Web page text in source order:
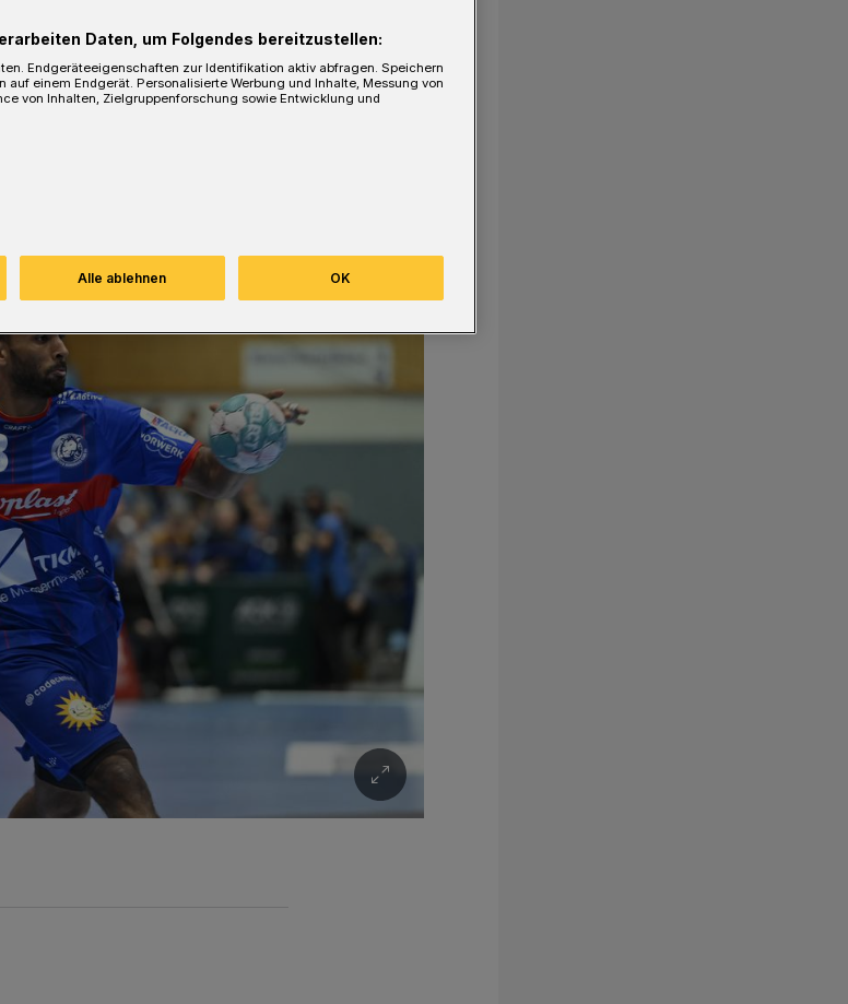
Daten, um Folgendes bereitzustellen:
Endgeräteeigenschaften zur Identifikation aktiv abfragen. Speichern
auf einem Endgerät. Personalisierte Werbung und Inhalte, Messung von
von Inhalten, Zielgruppenforschung sowie Entwicklung und
Alle ablehnen OK